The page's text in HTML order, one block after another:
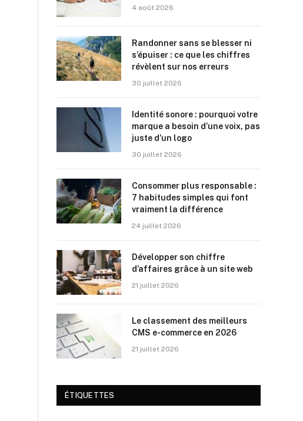
4 août 2026
Randonner sans se blesser ni
s’épuiser : ce que les chiffres
révèlent sur nos erreurs
30 juillet 2026
Identité sonore : pourquoi votre
marque a besoin d’une voix, pas
juste d’un logo
30 juillet 2026
Consommer plus responsable :
7 habitudes simples qui font
vraiment la différence
24 juillet 2026
Développer son chiffre
d’affaires grâce à un site web
21 juillet 2026
Le classement des meilleurs
CMS e-commerce en 2026
21 juillet 2026
ÉTIQUETTES